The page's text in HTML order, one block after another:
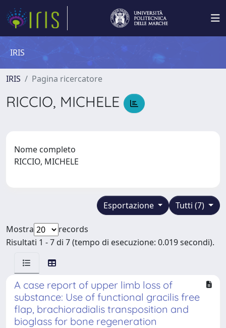
IRIS
IRIS Pagina ricercatore
RICCIO, MICHELE
Nome completo
RICCIO, MICHELE
Tutti (7)
Esportazione
Mostra
records
Risultati 1 - 7 di 7 (tempo di esecuzione: 0.019 secondi).
A case report of upper limb loss of
substance: Use of functional gracilis free
flap, brachioradialis transposition and
bioglass for bone regeneration